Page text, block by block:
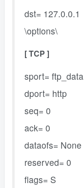
dst= 127.0.0.1
\options\
[ TCP ]
sport= ftp_data
dport= http
seq= 0
ack= 0
dataofs= None
reserved= 0
flags= S